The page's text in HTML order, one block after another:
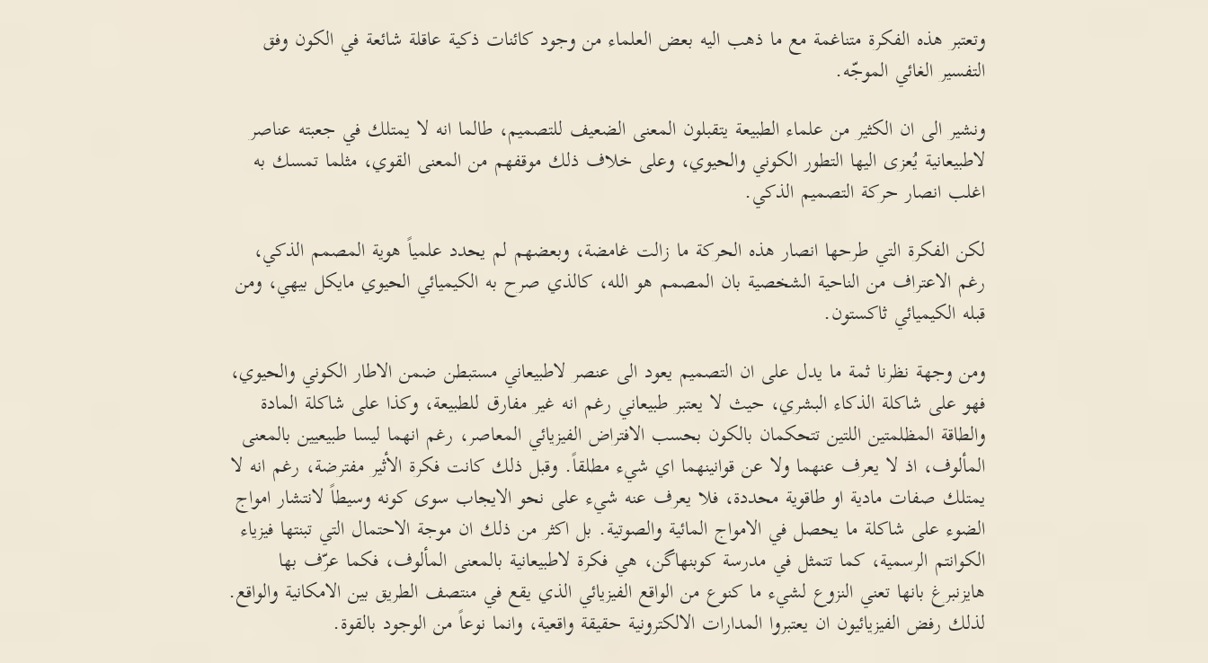
وتعتبر هذه الفكرة متناغمة مع ما ذهب اليه بعض العلماء من وجود كائنات ذكية عاقلة شائعة في الكون وفق
التفسير الغائي الموجّه.
ونشير الى ان الكثير من علماء الطبيعة يتقبلون المعنى الضعيف للتصميم، طالما انه لا يمتلك في جعبته عناصر
لاطبيعانية يُعزى اليها التطور الكوني والحيوي، وعلى خلاف ذلك موقفهم من المعنى القوي، مثلما تمسك به
اغلب انصار حركة التصميم الذكي.
لكن الفكرة التي طرحها انصار هذه الحركة ما زالت غامضة، وبعضهم لم يحدد علمياً هوية المصمم الذكي،
رغم الاعتراف من الناحية الشخصية بان المصمم هو الله، كالذي صرح به الكيميائي الحيوي مايكل بيهي، ومن
قبله الكيميائي ثاكستون.
ومن وجهة نظرنا ثمة ما يدل على ان التصميم يعود الى عنصر لاطبيعاني مستبطن ضمن الاطار الكوني والحيوي،
فهو على شاكلة الذكاء البشري، حيث لا يعتبر طبيعاني رغم انه غير مفارق للطبيعة، وكذا على شاكلة المادة
والطاقة المظلمتين اللتين تتحكمان بالكون بحسب الافتراض الفيزيائي المعاصر، رغم انهما ليسا طبيعيين بالمعنى
المألوف، اذ لا يعرف عنهما ولا عن قوانينهما اي شيء مطلقاً. وقبل ذلك كانت فكرة الأثير مفترضة، رغم انه لا
يمتلك صفات مادية او طاقوية محددة، فلا يعرف عنه شيء على نحو الايجاب سوى كونه وسيطاً لانتشار امواج
الضوء على شاكلة ما يحصل في الامواج المائية والصوتية. بل اكثر من ذلك ان موجة الاحتمال التي تبنتها فيزياء
الكوانتم الرسمية، كما تتمثل في مدرسة كوبنهاگن، هي فكرة لاطبيعانية بالمعنى المألوف، فكما عرّف بها
هايزنبرغ بانها تعني النزوع لشيء ما كنوع من الواقع الفيزيائي الذي يقع في منتصف الطريق بين الامكانية والواقع.
لذلك رفض الفيزيائيون ان يعتبروا المدارات الالكترونية حقيقة واقعية، وانما نوعاً من الوجود بالقوة.